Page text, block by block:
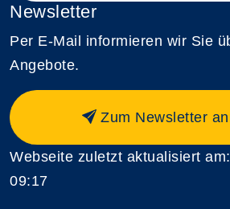
Newsletter
Per E-Mail informieren wir Sie
Angebote.
Zum Newsletter
Webseite zuletzt aktualisiert
09:17